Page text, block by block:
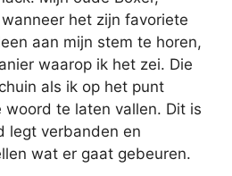
het zijn favoriete
aan mijn stem te horen,
waarop ik het zei. Die
als ik op het punt
te laten vallen. Dit is
legt verbanden en
wat er gaat gebeuren.